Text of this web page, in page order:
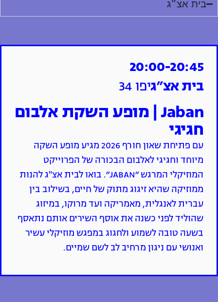
בית אצ״ג
20:00-20:45
בית אצ״גיפו 34
Jaban | מופע השקת אלבום
חגיגי
עם פתיחת שאון חורף 2026 מגיע מופע השקה
מיוחד וחגיגי לאלבום הבכורה של הפרוייקט
המוזיקלי המרגש ״JABAN״. בואו לבית אצ"ג להנות
ממוזיקה שהיא זיגוג מתוק של חיים, בשילוב בין
עברית לאנגלית, מאמריקה ועד מרוקו, במיזוג
שהוליד לפני כשנה את אוסף השירים אותם נתאסף
בשעה טובה לשמוע ולחגוג במפגש מוזיקלי עשיר
ואנושי עם ניגון מרחיב לב לשם שמיים.